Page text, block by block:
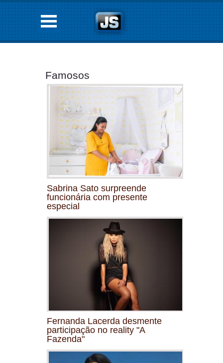
Famosos
Sabrina Sato surpreende
funcionária com presente
especial
Fernanda Lacerda desmente
participação no reality "A
Fazenda"